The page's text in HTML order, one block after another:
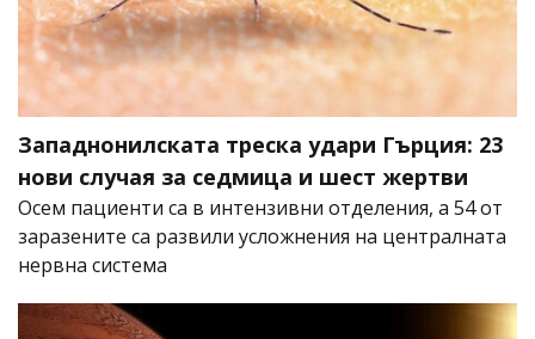
Западнонилската треска удари Гърция: 23
нови случая за седмица и шест жертви
Осем пациенти са в интензивни отделения, а 54 от
заразените са развили усложнения на централната
нервна система